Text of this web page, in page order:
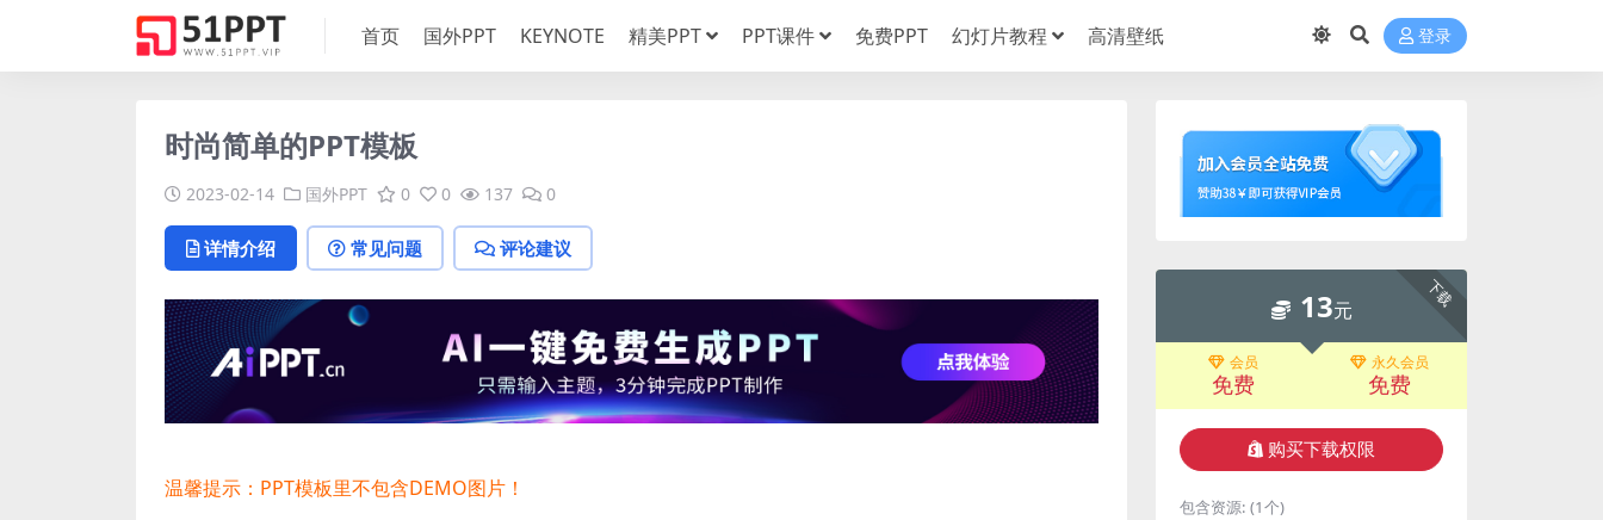
首页 国外PPT KEYNOTE 精美PPT PPT课件 免费PPT 幻灯片教程 高清壁纸 登录
时尚简单的PPT模板
2023-02-14 国外PPT 0 0 137 0
详情介绍 常见问题 评论建议
温馨提示：PPT模板里不包含DEMO图片！
下载
13元
会员
免费
永久会员
免费
购买下载权限
包含资源: (1个)